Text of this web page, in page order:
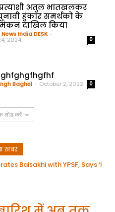
अतुल भातखलकर
हुंकार समर्थको के
दाखिल किया
India DESK -
2024 0
Baghel - October 2, 2022 0
लोड करें